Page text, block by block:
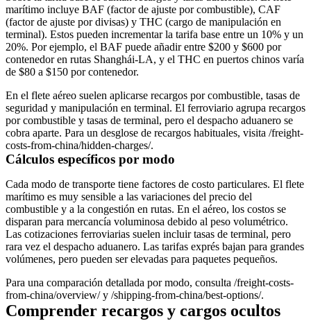
marítimo incluye BAF (factor de ajuste por combustible), CAF
(factor de ajuste por divisas) y THC (cargo de manipulación en
terminal). Estos pueden incrementar la tarifa base entre un 10% y un
20%. Por ejemplo, el BAF puede añadir entre $200 y $600 por
contenedor en rutas Shanghái-LA, y el THC en puertos chinos varía
de $80 a $150 por contenedor.
En el flete aéreo suelen aplicarse recargos por combustible, tasas de
seguridad y manipulación en terminal. El ferroviario agrupa recargos
por combustible y tasas de terminal, pero el despacho aduanero se
cobra aparte. Para un desglose de recargos habituales, visita /freight-
costs-from-china/hidden-charges/.
Cálculos específicos por modo
Cada modo de transporte tiene factores de costo particulares. El flete
marítimo es muy sensible a las variaciones del precio del
combustible y a la congestión en rutas. En el aéreo, los costos se
disparan para mercancía voluminosa debido al peso volumétrico.
Las cotizaciones ferroviarias suelen incluir tasas de terminal, pero
rara vez el despacho aduanero. Las tarifas exprés bajan para grandes
volúmenes, pero pueden ser elevadas para paquetes pequeños.
Para una comparación detallada por modo, consulta /freight-costs-
from-china/overview/ y /shipping-from-china/best-options/.
Comprender recargos y cargos ocultos